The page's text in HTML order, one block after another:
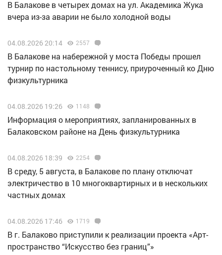
В Балакове в четырех домах на ул. Академика Жука
вчера из-за аварии не было холодной воды
04.08.2026 20:14 2557
В Балакове на набережной у моста Победы прошел
турнир по настольному теннису, приуроченный ко Дню
физкультурника
04.08.2026 19:26 1148
Информация о мероприятиях, запланированных в
Балаковском районе на День физкультурника
04.08.2026 18:39 2254
В среду, 5 августа, в Балакове по плану отключат
электричество в 10 многоквартирных и в нескольких
частных домах
04.08.2026 17:46 1719
В г. Балаково приступили к реализации проекта «Арт-
пространство “Искусство без границ”»